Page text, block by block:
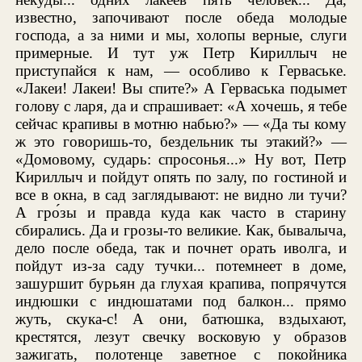
известно, започивают после обеда молодые
господа, а за ними и мы, холопы верные, слуги
примерные. И тут уж Петр Кириллыч не
приступайся к нам, — особливо к Герваське.
«Лакеи! Лакеи! Вы спите?» А Герваська подымет
голову с ларя, да и спрашивает: «А хочешь, я тебе
сейчас крапивы в мотню набью?» — «Да ты кому
ж это говоришь-то, бездельник ты этакий?» —
«Домовому, сударь: спросонья...» Ну вот, Петр
Кириллыч и пойдут опять по залу, по гостиной и
все в окна, в сад заглядывают: не видно ли тучи?
А гро́зы и правда куда как часто в старину
сбирались. Да и грозы-то великие. Как, бывалыча,
дело после обеда, так и почнет орать иволга, и
пойдут из-за саду тучки... потемнеет в доме,
зашуршит бурьян да глухая крапива, попрячутся
индюшки с индюшатами под балкон... прямо
жуть, скука-с! А они, батюшка, вздыхают,
крестятся, лезут свечку восковую у образов
зажигать, полотенце заветное с покойника